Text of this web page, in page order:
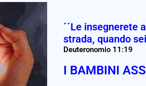
´´Le insegnerete
strada, quando
Deuteronomio 11:19
I BAMBINI